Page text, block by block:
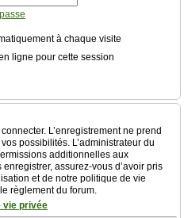
à chaque visite
ligne pour cette session
L’enregistrement ne prend
possibilités. L’administrateur du
additionnelles aux
assurez-vous d’avoir pris
et de notre politique de vie
règlement du forum.
vie privée